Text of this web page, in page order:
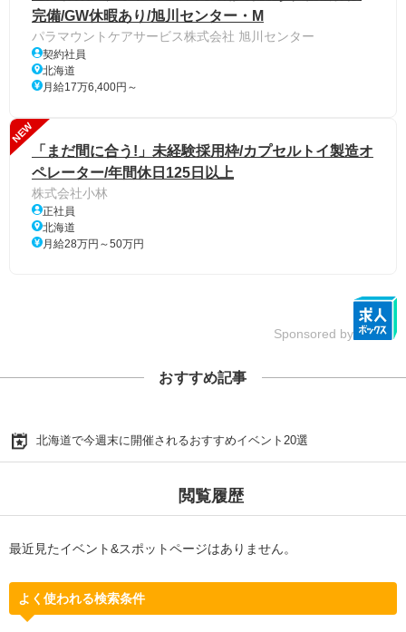
完備/GW休暇あり/旭川センター・M
パラマウントケアサービス株式会社 旭川センター
契約社員
北海道
月給17万6,400円～
NEW
「まだ間に合う!」未経験採用枠/カプセルトイ製造オ
ペレーター/年間休日125日以上
株式会社小林
正社員
北海道
月給28万円～50万円
Sponsored by
おすすめ記事
北海道で今週末に開催されるおすすめイベント20選
閲覧履歴
最近見たイベント&スポットページはありません。
よく使われる検索条件